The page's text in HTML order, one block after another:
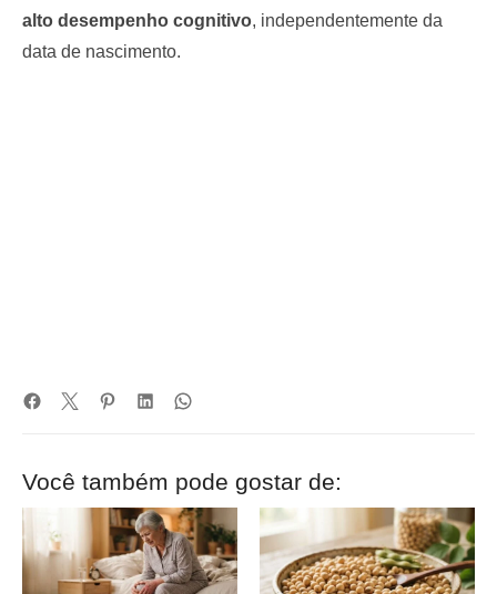
alto desempenho cognitivo, independentemente da
data de nascimento.
Você também pode gostar de: